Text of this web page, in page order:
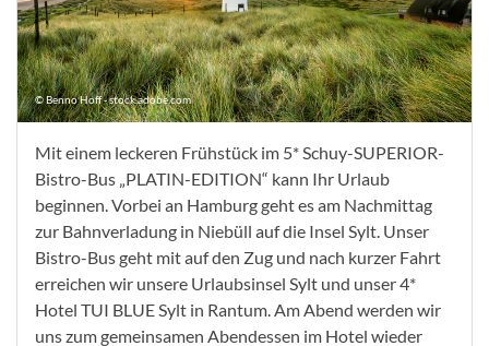
© Benno Hoff - stock.adobe.com
Mit einem leckeren Frühstück im 5* Schuy-SUPERIOR-
Bistro-Bus „PLATIN-EDITION“ kann Ihr Urlaub
beginnen. Vorbei an Hamburg geht es am Nachmittag
zur Bahnverladung in Niebüll auf die Insel Sylt. Unser
Bistro-Bus geht mit auf den Zug und nach kurzer Fahrt
erreichen wir unsere Urlaubsinsel Sylt und unser 4*
Hotel TUI BLUE Sylt in Rantum. Am Abend werden wir
uns zum gemeinsamen Abendessen im Hotel wieder